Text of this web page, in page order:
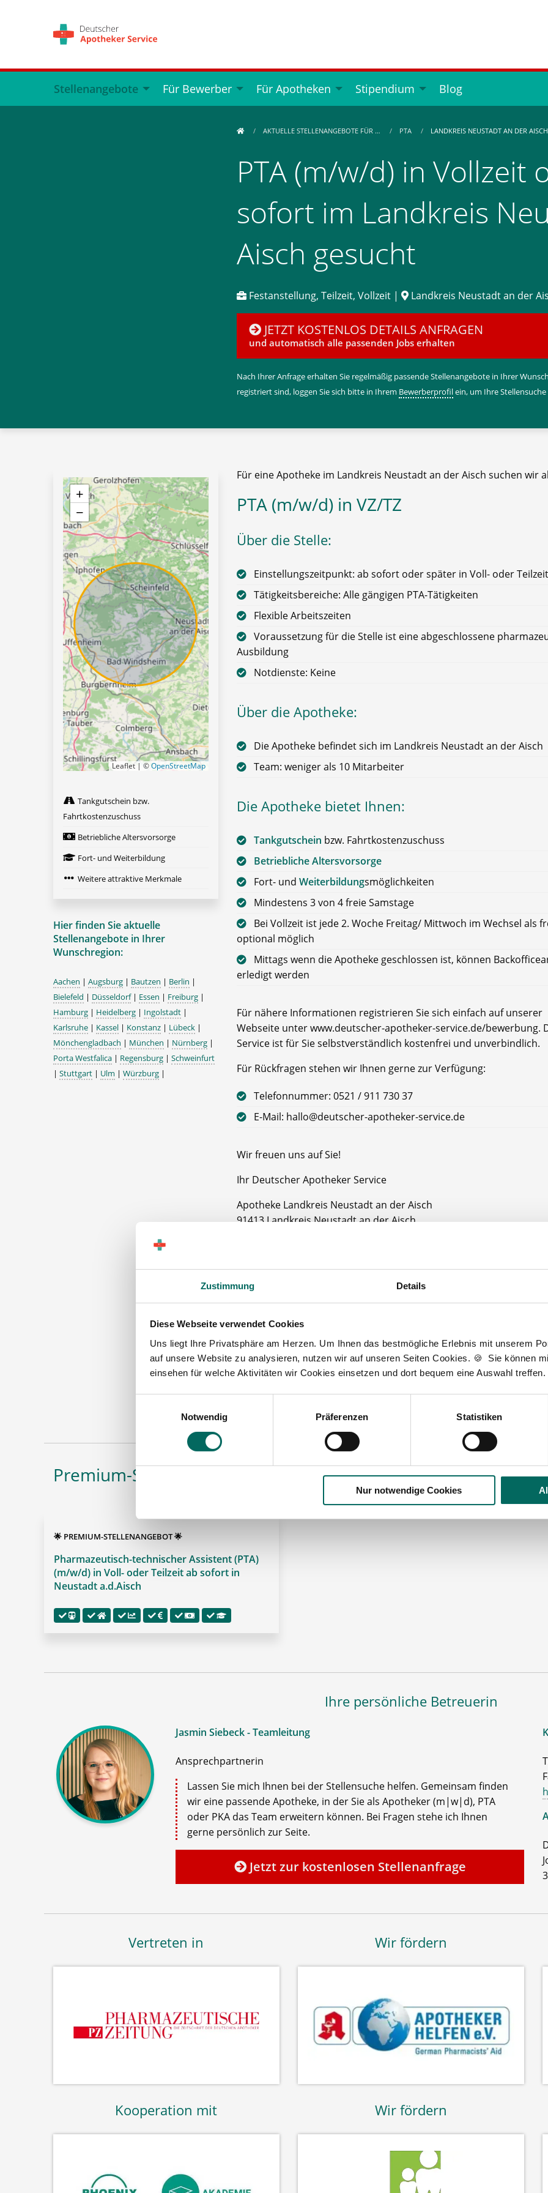
Zustimmung Details
Diese Webseite verwendet Cookies
Uns liegt Ihre Privatsphäre am Herzen. Um Ihnen das bestmögliche Erlebnis mit unserem
auf unsere Website zu analysieren, nutzen wir auf unseren Seiten Cookies. 🍪 Sie können
einsehen für welche Aktivitäten wir Cookies einsetzen und dort bequem eine Auswahl treffen.
Notwendig
Präferenzen Statistiken
Nur notwendige Cookies
Stellenangebote Für Bewerber Für Apotheken Stipendium Blog
AKTUELLE STELLENANGEBOTE FÜR … PTA LANDKREIS NEUSTADT AN DER AISCH
PTA (m/w/d) in Vollzeit
sofort im Landkreis
Aisch gesucht
Festanstellung, Teilzeit, Vollzeit | Landkreis Neustadt an der
JETZT KOSTENLOS DETAILS ANFRAGEN
und automatisch alle passenden Jobs erhalten
Nach Ihrer Anfrage erhalten Sie regelmäßig passende Stellenangebote in Ihrer
registriert sind, loggen Sie sich bitte in Ihrem Bewerberprofilein, um Ihre
Für eine Apotheke im Landkreis Neustadt an der Aisch suchen wir
PTA (m/w/d) in VZ/TZ
Über die Stelle:
Einstellungszeitpunkt: ab sofort oder später in Voll- oder Teilzeit
Tätigkeitsbereiche: Alle gängigen PTA-Tätigkeiten
Flexible Arbeitszeiten
Voraussetzung für die Stelle ist eine abgeschlossene
Ausbildung
Notdienste: Keine
Über die Apotheke:
Die Apotheke befindet sich im Landkreis Neustadt an der Aisch
Team: weniger als 10 Mitarbeiter
Die Apotheke bietet Ihnen:
Tankgutschein bzw. Fahrtkostenzuschuss
Betriebliche Altersvorsorge
Fort- und Weiterbildungsmöglichkeiten
Mindestens 3 von 4 freie Samstage
Bei Vollzeit ist jede 2. Woche Freitag/ Mittwoch im Wechsel als
optional möglich
Mittags wenn die Apotheke geschlossen ist, können
erledigt werden
Für nähere Informationen registrieren Sie sich einfach auf unserer
Webseite unter www.deutscher-apotheker-service.de/bewerbung.
Service ist für Sie selbstverständlich kostenfrei und unverbindlich.
Für Rückfragen stehen wir Ihnen gerne zur Verfügung:
Telefonnummer: 0521 / 911 730 37
E-Mail: hallo@deutscher-apotheker-service.de
Wir freuen uns auf Sie!
Ihr Deutscher Apotheker Service
Apotheke Landkreis Neustadt an der Aisch
91413 Landkreis Neustadt an der Aisch
Jetzt kostenlos Details anfragen
Momentan interessieren sich
PTA
+
−
Leaflet | ©OpenStreetMap
Tankgutschein bzw.
Fahrtkostenzuschuss
Betriebliche Altersvorsorge
Fort- und Weiterbildung
Weitere attraktive Merkmale
Hier finden Sie aktuelle
Stellenangebote in Ihrer
Wunschregion:
Aachen | Augsburg | Bautzen | Berlin |
Bielefeld | Düsseldorf| Essen | Freiburg |
Hamburg | Heidelberg | Ingolstadt |
Karlsruhe | Kassel | Konstanz | Lübeck |
Mönchengladbach | München | Nürnberg |
Porta Westfalica | Regensburg | Schweinfurt
| Stuttgart | Ulm | Würzburg |
Premium-Stellenangebote in der Region Landkreis Neustadt
🌟 PREMIUM-STELLENANGEBOT 🌟
Pharmazeutisch-technischer Assistent (PTA)
(m/w/d) in Voll- oder Teilzeit ab sofort in
Neustadt a.d.Aisch
Ihre persönliche Betreuerin
Jasmin Siebeck - Teamleitung
Ansprechpartnerin
Lassen Sie mich Ihnen bei der Stellensuche helfen. Gemeinsam finden
wir eine passende Apotheke, in der Sie als Apotheker (m|w|d), PTA
oder PKA das Team erweitern können. Bei Fragen stehe ich Ihnen
gerne persönlich zur Seite.
Jetzt zur kostenlosen Stellenanfrage
Vertreten in Wir fördern
Kooperation mit Wir fördern